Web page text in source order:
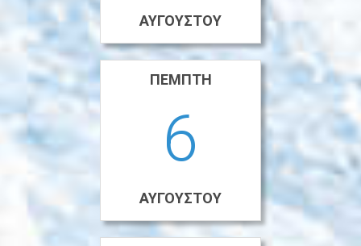
ΑΥΓΟΎΣΤΟΥ
ΠΈΜΠΤΗ
6
ΑΥΓΟΎΣΤΟΥ